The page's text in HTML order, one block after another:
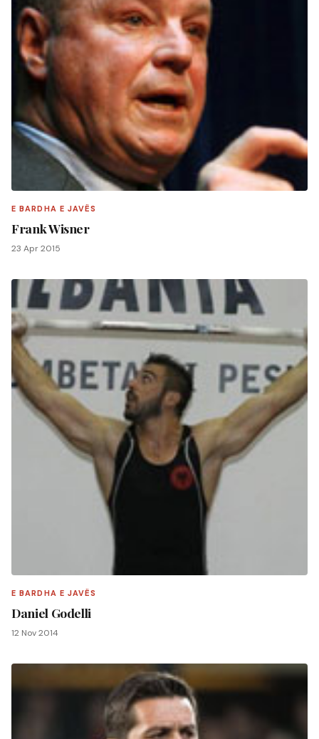
E BARDHA E JAVËS
Frank Wisner
23 Apr 2015
E BARDHA E JAVËS
Daniel Godelli
12 Nov 2014